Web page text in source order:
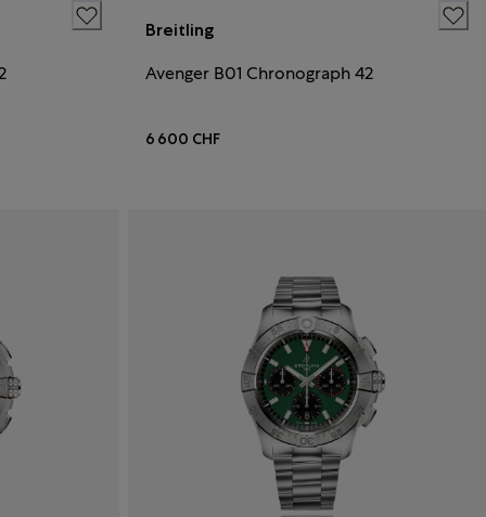
Breitling
Avenger B01 Chronograph 42
6 600 CHF